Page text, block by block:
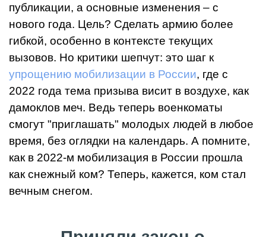
публикации, а основные изменения – с
нового года. Цель? Сделать армию более
гибкой, особенно в контексте текущих
вызовов. Но критики шепчут: это шаг к
упрощению мобилизации в России, где с
2022 года тема призыва висит в воздухе, как
дамоклов меч. Ведь теперь военкоматы
смогут "приглашать" молодых людей в любое
время, без оглядки на календарь. А помните,
как в 2022-м мобилизация в России прошла
как снежный ком? Теперь, кажется, ком стал
вечным снегом.